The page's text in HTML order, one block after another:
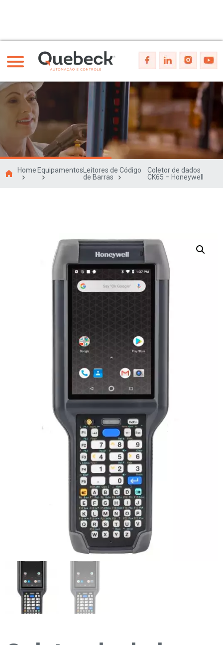
Home Equipamentos Leitores de Código
de Barras
Coletor de dados
CK65 – Honeywell